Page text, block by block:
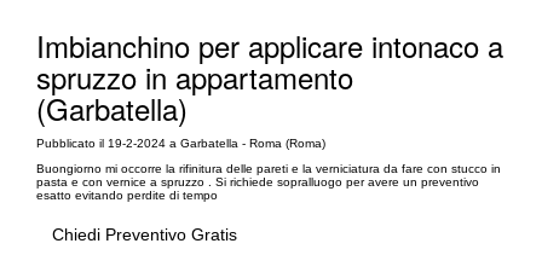
Imbianchino per applicare intonaco a
spruzzo in appartamento
(Garbatella)
Pubblicato il 19-2-2024 a Garbatella - Roma (Roma)
Buongiorno mi occorre la rifinitura delle pareti e la verniciatura da fare con stucco in
pasta e con vernice a spruzzo . Si richiede sopralluogo per avere un preventivo
esatto evitando perdite di tempo
Chiedi Preventivo Gratis